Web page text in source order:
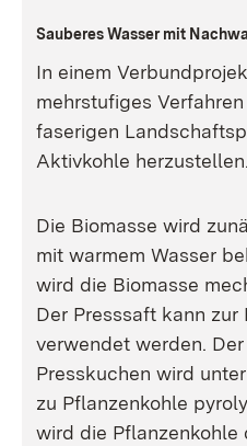
Sauberes Wasser mit
In einem
mehrstufiges
faserigen
Aktivkohle herzustellen.
Die Biomasse wird
mit warmem Wasser
wird die Biomasse
Der Presssaft kann
verwendet werden.
Presskuchen wird
zu Pflanzenkohle
wird die Pflanzenkohle